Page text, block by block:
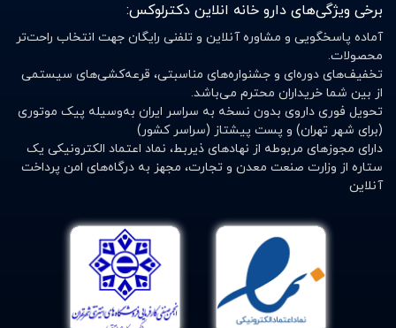
برخی ویژگی‌های دارو خانه انلاین دکترلوکس:
آماده پاسخگویی و مشاوره آنلاین و تلفنی رایگان جهت انتخاب راحت‌تر
محصولات.
تخفیف‌های دوره‌ای و جشنواره‌های مناسبتی، قرعه‌کشی‌های سیستمی
از بین شما خریداران محترم می‌باشد.
تحویل فوری داروی بدون نسخه به سراسر ایران به‌وسیله پیک موتوری
(برای شهر تهران) و پست پیشتاز (سراسر کشور)
دارای مجوزهای مربوطه از نهادهای ذیربط، نماد اعتماد الکترونیکی یک
ستاره از وزارت صنعت معدن و تجارت، مجهز به درگاه‌های امن پرداخت
آنلاین